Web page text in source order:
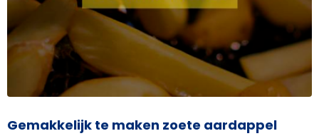
Gemakkelijk te maken zoete aardappel